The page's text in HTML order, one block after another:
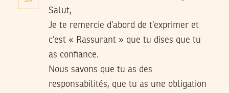
Salut,
Je te remercie d’abord de t’exprimer et
c’est « Rassurant » que tu dises que tu
as confiance.
Nous savons que tu as des
responsabilités, que tu as une obligation